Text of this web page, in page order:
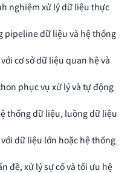
nghiệm xử lý dữ liệu thực
pipeline dữ liệu và hệ thống
cơ sở dữ liệu quan hệ và
phục vụ xử lý và tự động
thống dữ liệu, luồng dữ liệu
dữ liệu lớn hoặc hệ thống
đề, xử lý sự cố và tối ưu hệ